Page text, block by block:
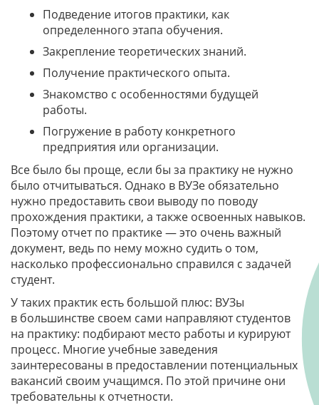
Подведение итогов практики, как
определенного этапа обучения.
Закрепление теоретических знаний.
Получение практического опыта.
Знакомство с особенностями будущей
работы.
Погружение в работу конкретного
предприятия или организации.
Все было бы проще, если бы за практику не нужно
было отчитываться. Однако в ВУЗе обязательно
нужно предоставить свои выводу по поводу
прохождения практики, а также освоенных навыков.
Поэтому отчет по практике — это очень важный
документ, ведь по нему можно судить о том,
насколько профессионально справился с задачей
студент.
У таких практик есть большой плюс: ВУЗы
в большинстве своем сами направляют студентов
на практику: подбирают место работы и курируют
процесс. Многие учебные заведения
заинтересованы в предоставлении потенциальных
вакансий своим учащимся. По этой причине они
требовательны к отчетности.